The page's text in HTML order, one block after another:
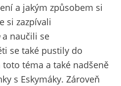
a jakým způsobem si
si zazpívali
a naučili se
se také pustily do
téma a také nadšeně
s Eskymáky. Zároveň